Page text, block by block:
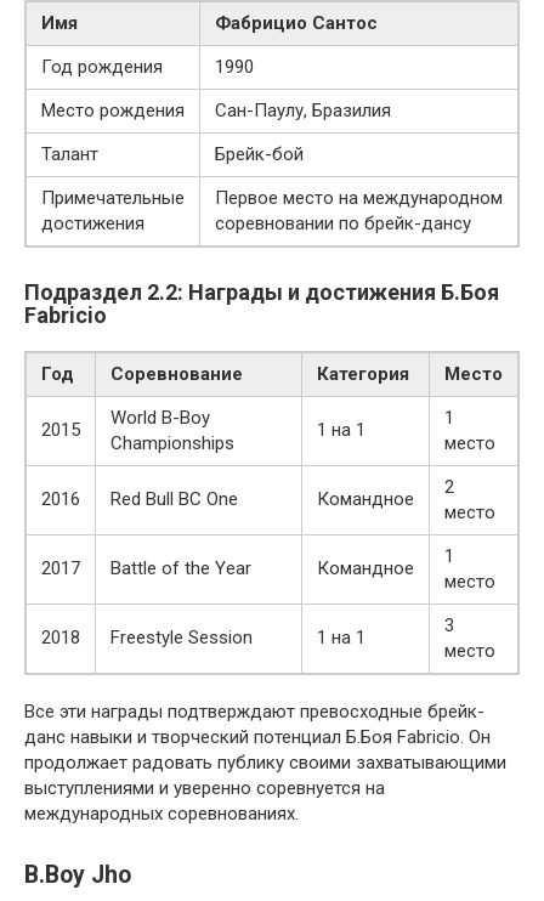
Имя
Фабрицио Сантос
Год рождения
1990
Место рождения
Сан-Паулу, Бразилия
Талант
Брейк-бой
Примечательные
достижения
Первое место на международном
соревновании по брейк-дансу
Подраздел 2.2: Награды и достижения Б.Боя
Fabricio
Год Соревнование Категория Место
2015
World B-Boy
Championships
1 на 1
1
место
2016 Red Bull BC One Командное
2
место
2017 Battle of the Year Командное
1
место
2018 Freestyle Session 1 на 1
3
место
Все эти награды подтверждают превосходные брейк-
данс навыки и творческий потенциал Б.Боя Fabricio. Он
продолжает радовать публику своими захватывающими
выступлениями и уверенно соревнуется на
международных соревнованиях.
B.Boy Jho